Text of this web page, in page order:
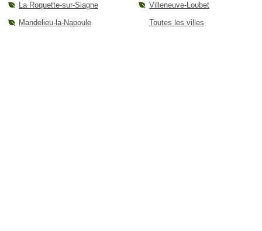
La Roquette-sur-Siagne
Mandelieu-la-Napoule
Villeneuve-Loubet
Toutes les villes